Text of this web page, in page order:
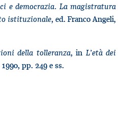
e democrazia. La magistratura
istituzionale, ed. Franco Angeli,
della tolleranza, in L’età dei
pp. 249 e ss.